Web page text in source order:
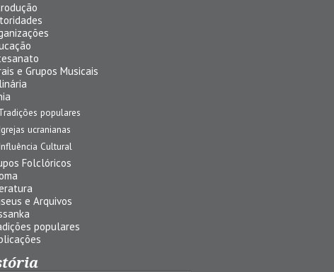
e Grupos Musicais
populares
ucranianas
Cultural
Folclóricos
e Arquivos
populares